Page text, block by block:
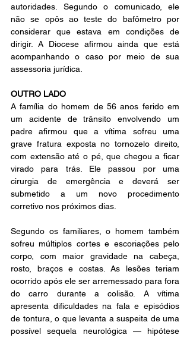
autoridades. Segundo o comunicado, ele
não se opôs ao teste do bafômetro por
considerar que estava em condições de
dirigir. A Diocese afirmou ainda que está
acompanhando o caso por meio de sua
assessoria jurídica.
OUTRO LADO
A família do homem de 56 anos ferido em
um acidente de trânsito envolvendo um
padre afirmou que a vítima sofreu uma
grave fratura exposta no tornozelo direito,
com extensão até o pé, que chegou a ficar
virado para trás. Ele passou por uma
cirurgia de emergência e deverá ser
submetido a um novo procedimento
corretivo nos próximos dias.
Segundo os familiares, o homem também
sofreu múltiplos cortes e escoriações pelo
corpo, com maior gravidade na cabeça,
rosto, braços e costas. As lesões teriam
ocorrido após ele ser arremessado para fora
do carro durante a colisão. A vítima
apresenta dificuldades na fala e episódios
de tontura, o que levanta a suspeita de uma
possível sequela neurológica — hipótese